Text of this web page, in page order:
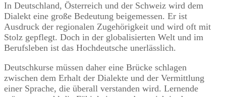
In Deutschland, Österreich und der Schweiz wird dem
Dialekt eine große Bedeutung beigemessen. Er ist
Ausdruck der regionalen Zugehörigkeit und wird oft mit
Stolz gepflegt. Doch in der globalisierten Welt und im
Berufsleben ist das Hochdeutsche unerlässlich.
Deutschkurse müssen daher eine Brücke schlagen
zwischen dem Erhalt der Dialekte und der Vermittlung
einer Sprache, die überall verstanden wird. Lernende